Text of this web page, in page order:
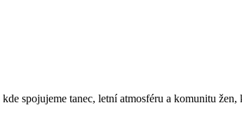
spojujeme tanec, letní atmosféru a komunitu